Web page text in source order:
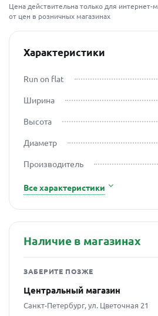
Цена действительна только для интернет-
от цен в розничных магазинах
Характеристики
Run on flat
Ширина
Высота
Диаметр
Производитель
Все характеристики
Наличие в магазинах
ЗАБЕРИТЕ ПОЗЖЕ
Центральный магазин
Санкт-Петербург, ул. Цветочная 21